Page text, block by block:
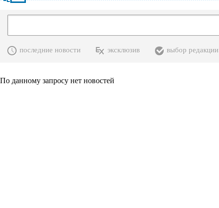
последние новости эксклюзив выбор редакции
По данному запросу нет новостей